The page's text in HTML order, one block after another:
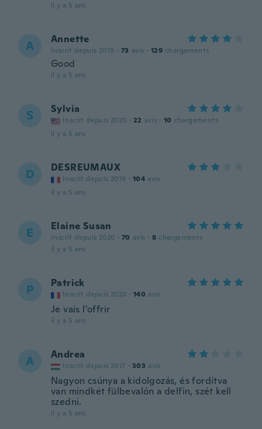
il y a 5 ans
A Annette
Inscrit depuis 2019 · 73 avis · 129 chargements
Good
il y a 5 ans
S Sylvia
Inscrit depuis 2020 · 22 avis · 10 chargements
il y a 5 ans
D DESREUMAUX
Inscrit depuis 2019 · 104 avis
il y a 5 ans
E Elaine Susan
Inscrit depuis 2020 · 70 avis · 8 chargements
il y a 5 ans
P Patrick
Inscrit depuis 2020 · 140 avis
Je vais l'offrir
il y a 5 ans
A Andrea
Inscrit depuis 2017 · 303 avis
Nagyon csúnya a kidolgozás, és fordítva
van mindkét fülbevalón a delfin, szét kell
szedni.
il y a 5 ans